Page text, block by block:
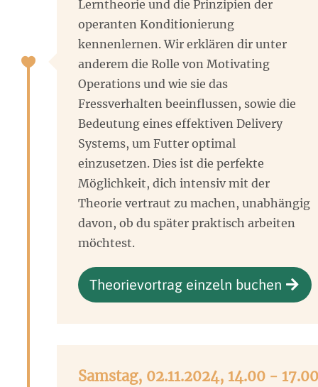
Lerntheorie und die Prinzipien der
operanten Konditionierung
kennenlernen. Wir erklären dir unter
anderem die Rolle von Motivating
Operations und wie sie das
Fressverhalten beeinflussen, sowie die
Bedeutung eines effektiven Delivery
Systems, um Futter optimal
einzusetzen. Dies ist die perfekte
Möglichkeit, dich intensiv mit der
Theorie vertraut zu machen, unabhängig
davon, ob du später praktisch arbeiten
möchtest.
Theorievortrag einzeln buchen
Samstag, 02.11.2024, 14.00 -